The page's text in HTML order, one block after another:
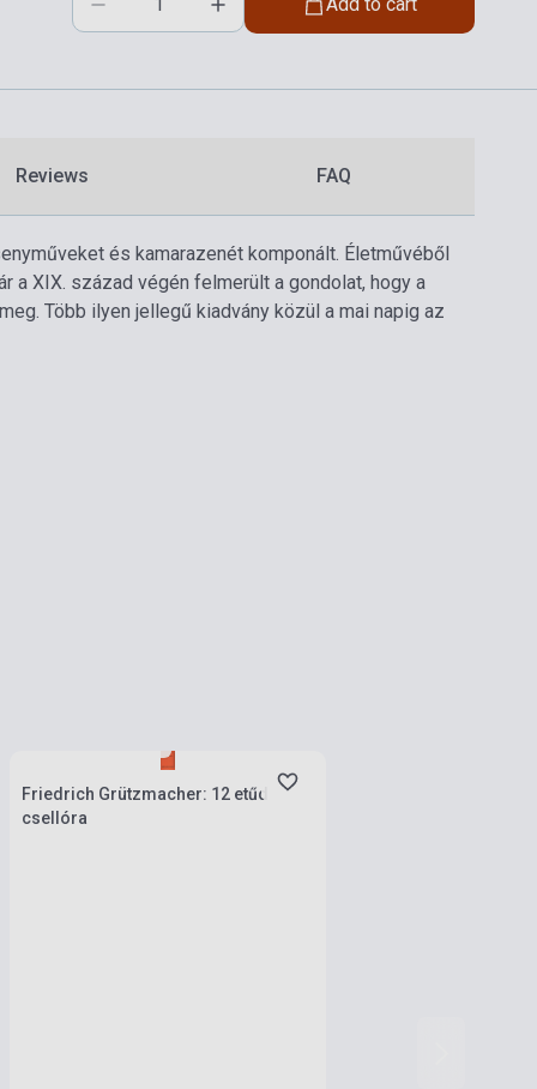
Reviews FAQ
és kamarazenét komponált. Életművéből
a XIX. század végén felmerült a gondolat, hogy a
Több ilyen jellegű kiadvány közül a mai napig az
Friedrich Grützmacher: 12 etűd
csellóra